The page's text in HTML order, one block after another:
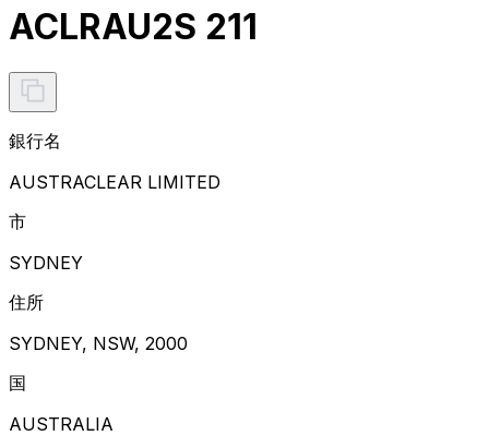
ACLRAU2S 211
銀行名
AUSTRACLEAR LIMITED
市
SYDNEY
住所
SYDNEY, NSW, 2000
国
AUSTRALIA